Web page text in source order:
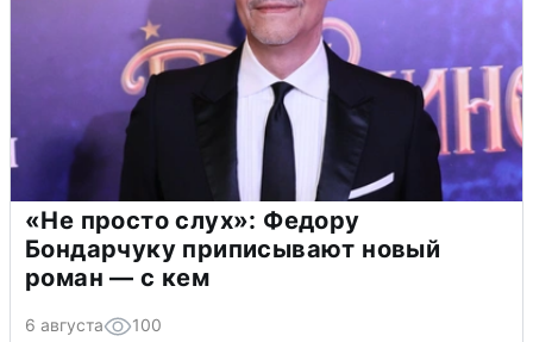
«Не просто слух»: Федору
Бондарчуку приписывают новый
роман — с кем
6 августа 100